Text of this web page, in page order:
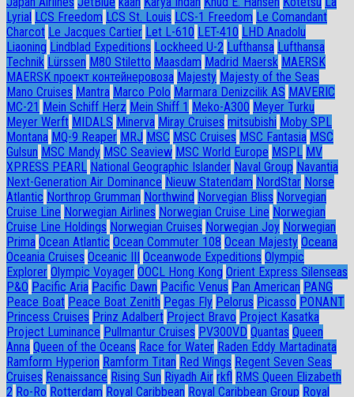
Lyrial LCS Freedom LCS St. Louis LCS-1 Freedom Le Comandant
Charcot Le Jacques Cartier Let L-610 LET-410 LHD Anadolu
Liaoning Lindblad Expeditions Lockheed U-2 Lufthansa Lufthansa
Technik Lürssen M80 Stiletto Maasdam Madrid Maersk MAERSK
MAERSK проект контейнеровоза Majesty Majesty of the Seas
Mano Cruises Mantra Marco Polo Marmara Denizcilik AS MAVERIC
MC-21 Mein Schiff Herz Mein Shiff 1 Meko-A300 Meyer Turku
Meyer Werft MIDALS Minerva Miray Cruises mitsubishi Moby SPL
Montana MQ-9 Reaper MRJ MSC MSC Cruises MSC Fantasia MSC
Gulsun MSC Mandy MSC Seaview MSC World Europe MSPL MV
XPRESS PEARL National Geographic Islander Naval Group Navantia
Next-Generation Air Dominance Nieuw Statendam NordStar Norse
Atlantic Northrop Grumman Northwind Norvegian Bliss Norvegian
Cruise Line Norwegian Airlines Norwegian Cruise Line Norwegian
Cruise Line Holdings Norwegian Cruises Norwegian Joy Norwegian
Prima Ocean Atlantic Ocean Commuter 108 Ocean Majesty Oceana
Oceania Cruises Oceanic III Oceanwode Expeditions Olympic
Explorer Olympic Voyager OOCL Hong Kong Orient Express Silenseas
P&O Pacific Aria Pacific Dawn Pacific Venus Pan American PANG
Peace Boat Peace Boat Zenith Pegas Fly Pelorus Picasso PONANT
Princess Cruises Prinz Adalbert Project Bravo Project Kasatka
Project Luminance Pullmantur Cruises PV300VD Quantas Queen
Anna Queen of the Oceans Race for Water Raden Eddy Martadinata
Ramform Hyperion Ramform Titan Red Wings Regent Seven Seas
Cruises Renaissance Rising Sun Riyadh Air rkfl RMS Queen Elizabeth
2 Ro-Ro Rotterdam Royal Caribbean Royal Caribbean Group Royal